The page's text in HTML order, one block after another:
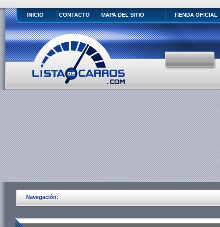
INICIO CONTACTO MAPA DEL SITIO TIENDA OFICIAL
Navegación: